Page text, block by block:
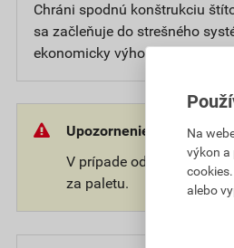
Chráni spodnú konštrukciu
sa začleňuje do strešného
ekonomicky výhodné riešenie,
Upozornenie:
V prípade odberu tovaru
za paletu.
Na
výkon a
alebo